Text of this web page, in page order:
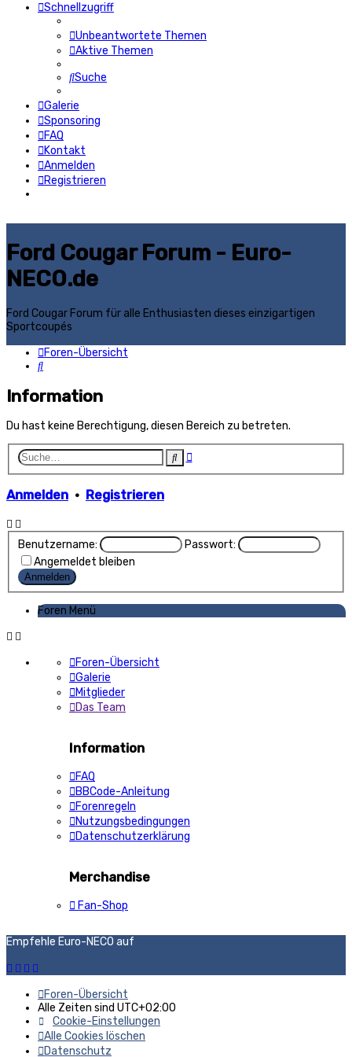
Schnellzugriff
Unbeantwortete Themen
Aktive Themen
Suche
Galerie
Sponsoring
FAQ
Kontakt
Anmelden
Registrieren
Ford Cougar Forum - Euro-
NECO.de
Ford Cougar Forum für alle Enthusiasten dieses einzigartigen
Sportcoupés
Foren-Übersicht
Suche
Information
Du hast keine Berechtigung, diesen Bereich zu betreten.
SucheErweiterte
Anmelden • Registrieren
Benutzername:
Passwort:
Angemeldet bleiben
Foren Menü
Foren-Übersicht
Galerie
Mitglieder
Das Team
Information
FAQ
BBCode-Anleitung
Forenregeln
Nutzungsbedingungen
Datenschutzerklärung
Merchandise
Fan-Shop
Empfehle Euro-NECO auf
Foren-Übersicht
Alle Zeiten sind UTC+02:00
Cookie-Einstellungen
Alle Cookies löschen
Datenschutz